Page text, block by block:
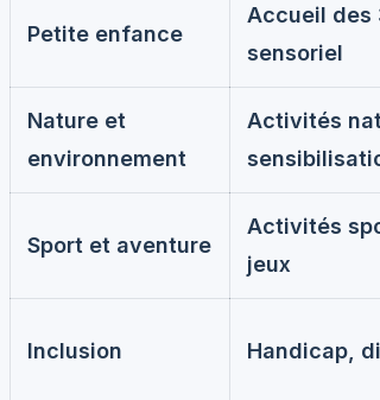
Petite enfance
Accueil des
sensoriel
Nature et
environnement
Activités
Sport et aventure
Activités
jeux
Inclusion Handicap,